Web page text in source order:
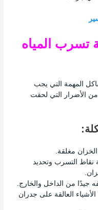
تسرب المياه
المهمة التي يجب
من الأضرار التي لحقت
مغلقة.
نقاط التسرب وتحديد
جيدًا من الداخل والخارج.
العالقة على جدران